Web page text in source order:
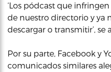
‘Los pódcast que
de nuestro directorio y ya
descargar o transmitir’, se
Por su parte, Facebook y
comunicados similares